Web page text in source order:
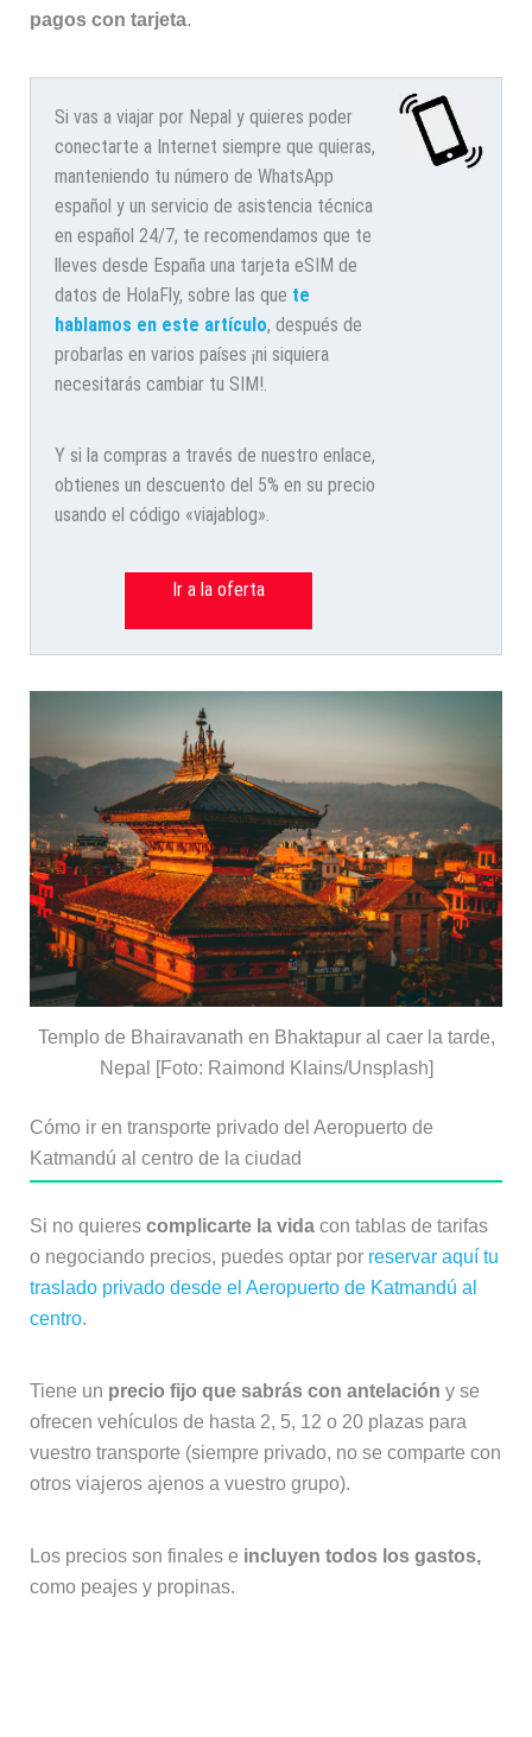
pagos con tarjeta.
Si vas a viajar por Nepal y quieres poder
conectarte a Internet siempre que quieras,
manteniendo tu número de WhatsApp
español y un servicio de asistencia técnica
en español 24/7, te recomendamos que te
lleves desde España una tarjeta eSIM de
datos de HolaFly, sobre las que te
hablamos en este artículo, después de
probarlas en varios países ¡ni siquiera
necesitarás cambiar tu SIM!.
Y si la compras a través de nuestro enlace,
obtienes un descuento del 5% en su precio
usando el código «viajablog».
Ir a la oferta
Templo de Bhairavanath en Bhaktapur al caer la tarde,
Nepal [Foto: Raimond Klains/Unsplash]
Cómo ir en transporte privado del Aeropuerto de
Katmandú al centro de la ciudad
Si no quieres complicarte la vidacon tablas de tarifas
o negociando precios, puedes optar por reservar aquí tu
traslado privado desde el Aeropuerto de Katmandú al
centro.
Tiene un precio fijo que sabrás con antelación y se
ofrecen vehículos de hasta 2, 5, 12 o 20 plazas para
vuestro transporte (siempre privado, no se comparte con
otros viajeros ajenos a vuestro grupo).
Los precios son finales e incluyen todos los gastos,
como peajes y propinas.